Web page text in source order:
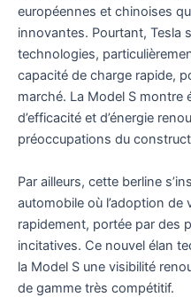
européennes et chinoises
innovantes. Pourtant, Tesla
technologies,
capacité de charge rapide,
marché. La Model S montre
d’efficacité et d’énergie
préoccupations du
Par ailleurs, cette berline
automobile où l’adoption
rapidement, portée par des
incitatives. Ce nouvel élan
la Model S une visibilité
de gamme très compétitif.